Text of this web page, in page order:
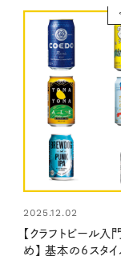
2025.12.02
【クラフトビール入
め】 基本の6スタイ